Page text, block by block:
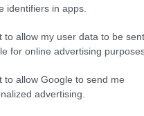
identifiers in apps.
to allow my user data to be
for online advertising
to allow Google to send me
advertising.
a kép forrása: FOX
világpremier